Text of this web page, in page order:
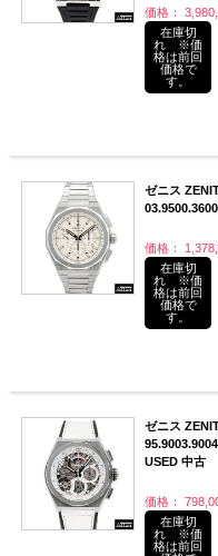
価格：
在庫切
れ ※価
格は前回
価格で
す。
ゼニス
価格：
在庫切
れ ※価
格は前回
価格で
す。
ゼニス
USED 中古
価格：
在庫切
れ ※価
格は前回